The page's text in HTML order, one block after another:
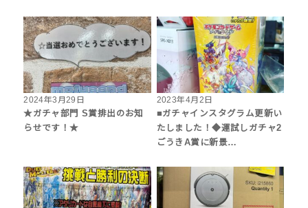
2024年3月29日
★ガチャ部門 S賞排出のお知
らせです！★
2023年4月2日
■ガチャインスタグラム更新い
たしました！◆運試しガチャ2
ごうきA賞に新景…